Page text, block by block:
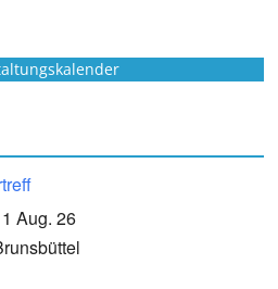
Aug. 26